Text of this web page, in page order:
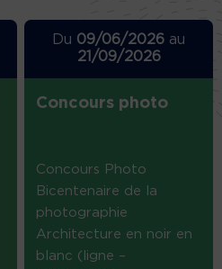
Du 09/06/2026 au
21/09/2026
Concours photo
Concours Photo
Bicentenaire de la
photographie
Architecture en noir en
blanc (ligne –